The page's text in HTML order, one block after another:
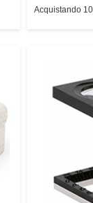
Acquistando